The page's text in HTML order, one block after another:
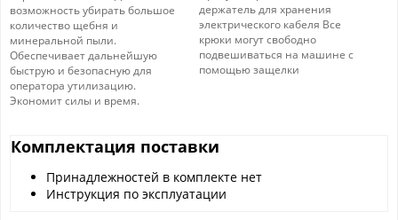
возможность убирать большое
количество щебня и
минеральной пыли.
Обеспечивает дальнейшую
быструю и безопасную для
оператора утилизацию.
Экономит силы и время.
держатель для хранения
электрического кабеля Все
крюки могут свободно
подвешиваться на машине с
помощью защелки
Комплектация поставки
Принадлежностей в комплекте нет
Инструкция по эксплуатации